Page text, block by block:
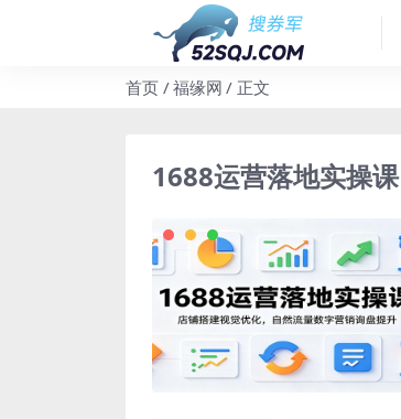
首页 福缘网 正文
1688运营落地实操